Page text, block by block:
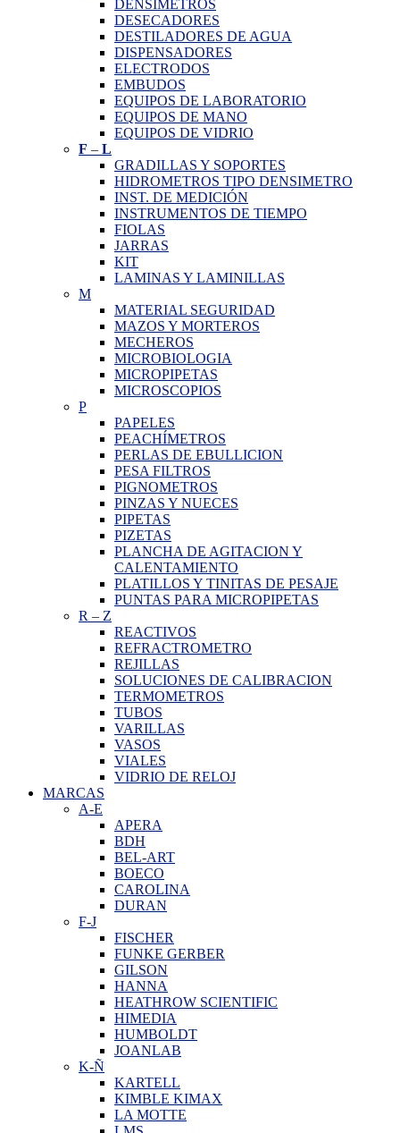
DENSIMETROS
DESECADORES
DESTILADORES DE AGUA
DISPENSADORES
ELECTRODOS
EMBUDOS
EQUIPOS DE LABORATORIO
EQUIPOS DE MANO
EQUIPOS DE VIDRIO
F – L
GRADILLAS Y SOPORTES
HIDROMETROS TIPO DENSIMETRO
INST. DE MEDICIÓN
INSTRUMENTOS DE TIEMPO
FIOLAS
JARRAS
KIT
LAMINAS Y LAMINILLAS
M
MATERIAL SEGURIDAD
MAZOS Y MORTEROS
MECHEROS
MICROBIOLOGIA
MICROPIPETAS
MICROSCOPIOS
P
PAPELES
PEACHÍMETROS
PERLAS DE EBULLICION
PESA FILTROS
PIGNOMETROS
PINZAS Y NUECES
PIPETAS
PIZETAS
PLANCHA DE AGITACION Y
CALENTAMIENTO
PLATILLOS Y TINITAS DE PESAJE
PUNTAS PARA MICROPIPETAS
R – Z
REACTIVOS
REFRACTROMETRO
REJILLAS
SOLUCIONES DE CALIBRACION
TERMOMETROS
TUBOS
VARILLAS
VASOS
VIALES
VIDRIO DE RELOJ
MARCAS
A-E
APERA
BDH
BEL-ART
BOECO
CAROLINA
DURAN
F-J
FISCHER
FUNKE GERBER
GILSON
HANNA
HEATHROW SCIENTIFIC
HIMEDIA
HUMBOLDT
JOANLAB
K-Ñ
KARTELL
KIMBLE KIMAX
LA MOTTE